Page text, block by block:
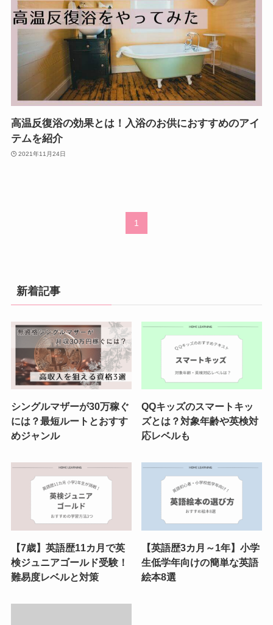
高温反復浴の効果とは！入浴のお供におすすめのアイ
テムを紹介
2021年11月24日
1
新着記事
シングルマザーが30万稼ぐ
には？最短ルートとおすす
めジャンル
QQキッズのスマートキッ
ズとは？対象年齢や英検対
応レベルも
【7歳】英語歴11カ月で英
検ジュニアゴールド受験！
難易度レベルと対策
【英語歴3カ月～1年】小学
生低学年向けの簡単な英語
絵本8選